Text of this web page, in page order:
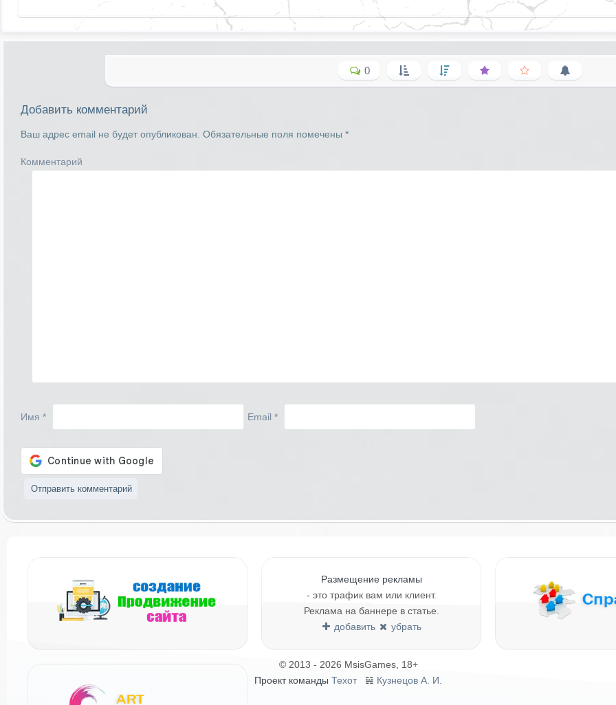
0
Добавить комментарий
Ваш адрес email не будет опубликован. Обязательные поля помечены *
Комментарий
Имя * Email *
Размещение рекламы
- это трафик вам или клиент.
Реклама на баннере в статье.
добавить
убрать
© 2013 - 2026 MsisGames, 18+
Проект команды Техот 𝌴 Кузнецов А. И.